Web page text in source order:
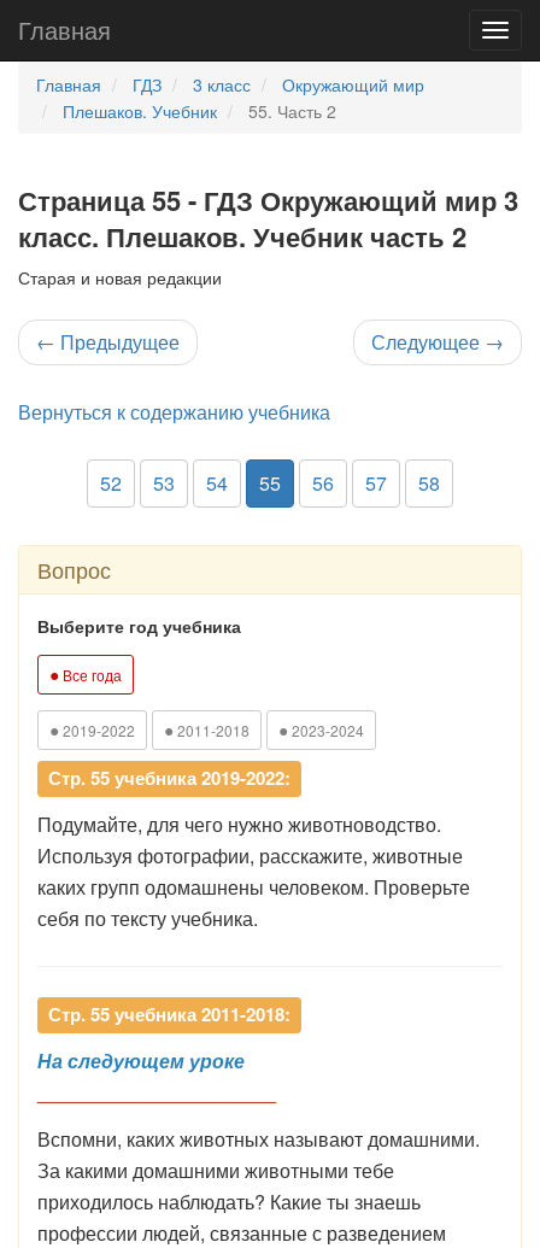
Главная
Главная ГДЗ 3 класс
Окружающий мир
Плешаков. Учебник
55. Часть 2
Страница 55 - ГДЗ Окружающий мир 3
класс. Плешаков. Учебник часть 2
Старая и новая редакции
← Предыдущее Следующее →
Вернуться к содержанию учебника
52 53 54 55 56 57 58
Вопрос
Выберите год учебника
● Все года
● 2019-2022 ● 2011-2018 ● 2023-2024
Стр. 55 учебника 2019-2022:
Подумайте, для чего нужно животноводство.
Используя фотографии, расскажите, животные
каких групп одомашнены человеком. Проверьте
себя по тексту учебника.
Стр. 55 учебника 2011-2018:
На следующем уроке
Вспомни, каких животных называют домашними.
За какими домашними животными тебе
приходилось наблюдать? Какие ты знаешь
профессии людей, связанные с разведением